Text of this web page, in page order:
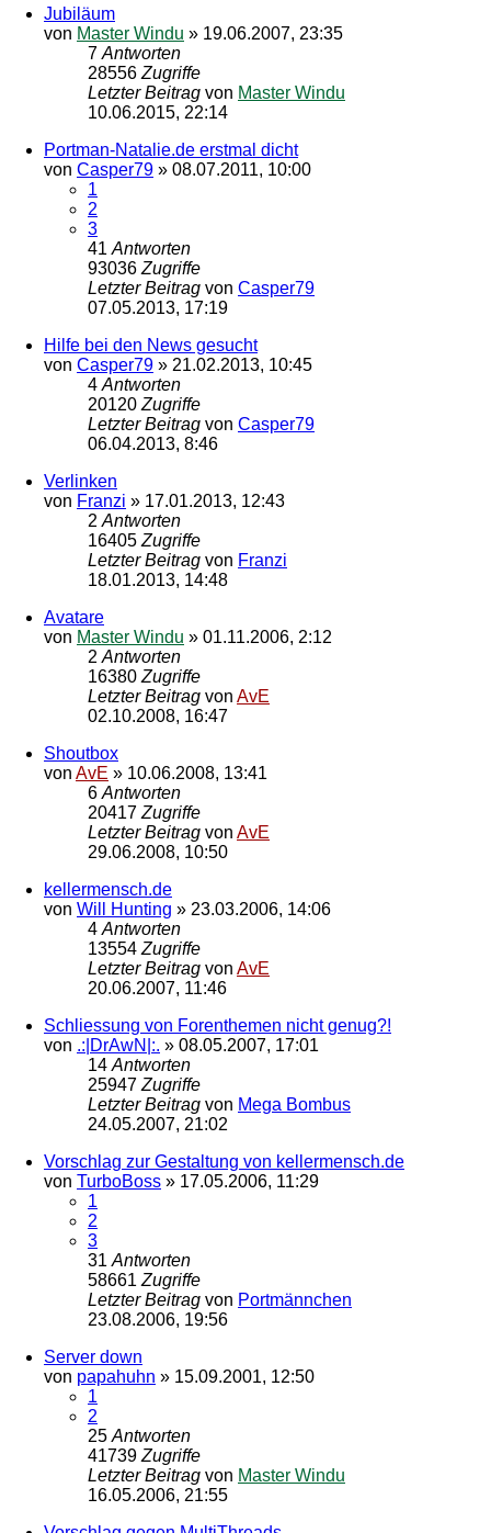
Jubiläum
von Master Windu » 19.06.2007, 23:35
7 Antworten
28556 Zugriffe
Letzter Beitrag von Master Windu
10.06.2015, 22:14
Portman-Natalie.de erstmal dicht
von Casper79 » 08.07.2011, 10:00
1
2
3
41 Antworten
93036 Zugriffe
Letzter Beitrag von Casper79
07.05.2013, 17:19
Hilfe bei den News gesucht
von Casper79 » 21.02.2013, 10:45
4 Antworten
20120 Zugriffe
Letzter Beitrag von Casper79
06.04.2013, 8:46
Verlinken
von Franzi » 17.01.2013, 12:43
2 Antworten
16405 Zugriffe
Letzter Beitrag von Franzi
18.01.2013, 14:48
Avatare
von Master Windu » 01.11.2006, 2:12
2 Antworten
16380 Zugriffe
Letzter Beitrag von AvE
02.10.2008, 16:47
Shoutbox
von AvE » 10.06.2008, 13:41
6 Antworten
20417 Zugriffe
Letzter Beitrag von AvE
29.06.2008, 10:50
kellermensch.de
von Will Hunting » 23.03.2006, 14:06
4 Antworten
13554 Zugriffe
Letzter Beitrag von AvE
20.06.2007, 11:46
Schliessung von Forenthemen nicht genug?!
von .:|DrAwN|:. » 08.05.2007, 17:01
14 Antworten
25947 Zugriffe
Letzter Beitrag von Mega Bombus
24.05.2007, 21:02
Vorschlag zur Gestaltung von kellermensch.de
von TurboBoss » 17.05.2006, 11:29
1
2
3
31 Antworten
58661 Zugriffe
Letzter Beitrag von Portmännchen
23.08.2006, 19:56
Server down
von papahuhn » 15.09.2001, 12:50
1
2
25 Antworten
41739 Zugriffe
Letzter Beitrag von Master Windu
16.05.2006, 21:55